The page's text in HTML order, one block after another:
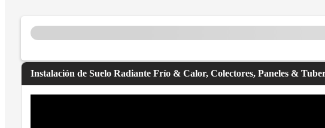
Instalación de Suelo Radiante Frío & Calor, Colectores, Paneles &